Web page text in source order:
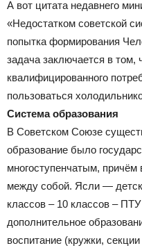
А вот цитата недавнего
«Недостатком советской
попытка формирования
задача заключается в том,
квалифицированного
пользоваться
Система образования
В Советском Союзе
образование было
многоступенчатым,
между собой. Ясли —
классов – 10 классов –
дополнительное
воспитание (кружки,